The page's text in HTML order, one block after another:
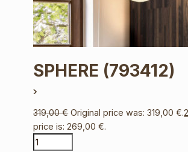
SPHERE (793412)
319,00€ Original price was: 319,00 €.
price is: 269,00 €.